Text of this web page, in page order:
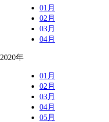
01月
02月
03月
04月
2020年
01月
02月
03月
04月
05月